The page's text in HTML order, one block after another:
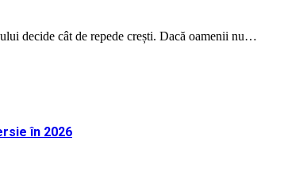
decide cât de repede crești. Dacă oamenii nu…
în 2026